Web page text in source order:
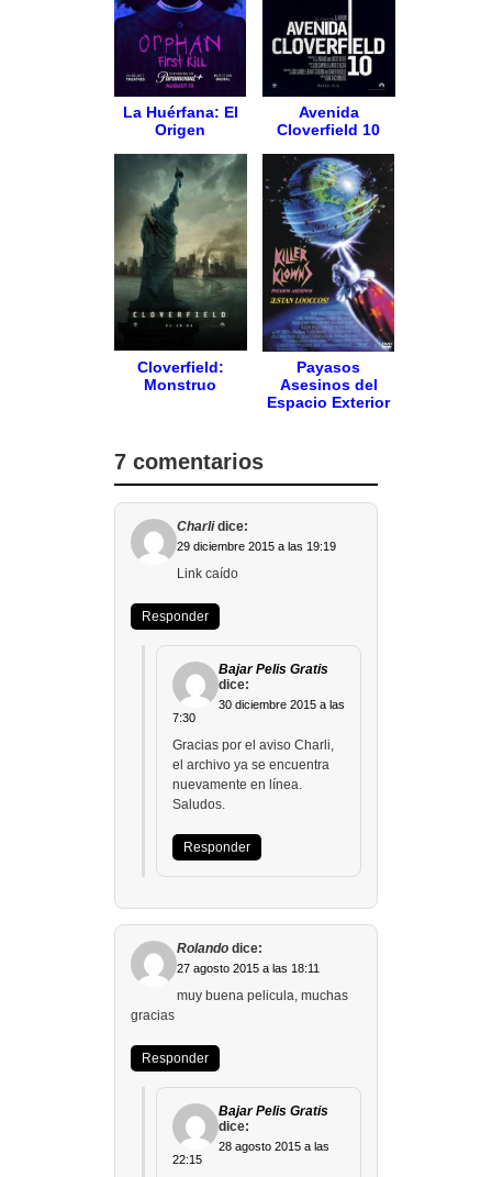
La Huérfana: El
Origen
Avenida
Cloverfield 10
Cloverfield:
Monstruo
Payasos
Asesinos del
Espacio Exterior
7 comentarios
Charli dice:
29 diciembre 2015 a las 19:19
Link caído
Responder
Bajar Pelis Gratis
dice:
30 diciembre 2015 a las
7:30
Gracias por el aviso Charli,
el archivo ya se encuentra
nuevamente en línea.
Saludos.
Responder
Rolando dice:
27 agosto 2015 a las 18:11
muy buena pelicula, muchas
gracias
Responder
Bajar Pelis Gratis
dice:
28 agosto 2015 a las
22:15